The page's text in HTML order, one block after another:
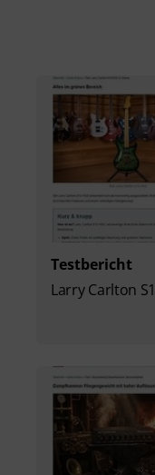
Testbericht
Larry Carlton